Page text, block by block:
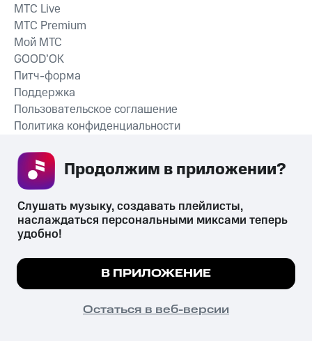
СКАЧАТЬ ПРИЛОЖЕНИЕ
MTС Live
MTС Premium
Мой МТС
GOOD’OK
Питч-форма
Поддержка
Пользовательское соглашение
Политика конфиденциальности
психотропных веществ, их аналогов причиняет вред здоровью,
их незаконный оборот запрещён и влечёт установленную
законодательством ответственность.
© 2026 ООО «КИОН».
Все права защищены
Мы используем куки, чтобы на сайте все
Подробнее
ПОНЯТНО
Слушать музыку, создавать плейлисты,
наслаждаться персональными миксами теперь
удобно!
В ПРИЛОЖЕНИЕ
Остаться в веб-версии